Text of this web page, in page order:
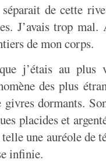
de cette
J’avais trop mal.
de mon corps.
j’étais au plus
des plus
givres dormants.
placides et
une auréole
infinie.